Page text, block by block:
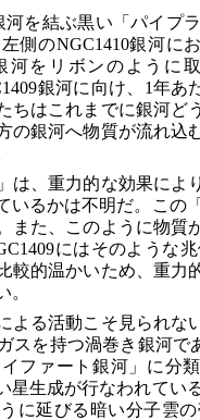
河を結ぶ黒い「パイプ
側のNGC1410銀河
河をリボンのように
銀河に向け、1年
ちはこれまでに銀河ど
の銀河へ物質が流れ込
は、重力的な効果によ
いるかは不明だ。この
また、このように物質
にはそのような
較的温かいため、重
。
よる活動こそ見られな
スを持つ渦巻き銀河で
ファート銀河」に分
星生成が行なわれてい
に延びる暗い分子雲